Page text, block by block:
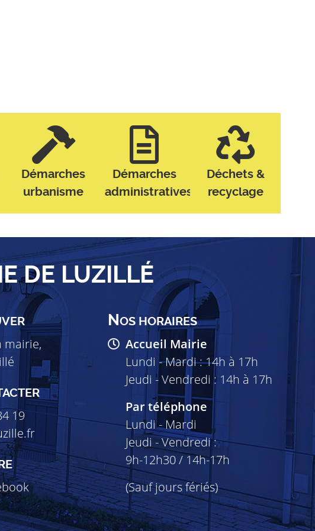
Démarches
urbanisme
Démarches
administratives
Déchets &
recyclage
DE LUZILLÉ
mairie,
19
NOS HORAIRES
Accueil Mairie
Lundi - Mardi : 14h à 17h
Jeudi - Vendredi : 14h à 17h
Par téléphone
Lundi - Mardi
Jeudi - Vendredi :
9h-12h30 / 14h-17h
(Sauf jours fériés)